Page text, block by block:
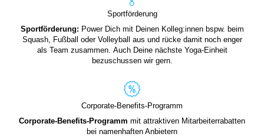
Sportförderung
Sportförderung: Power Dich mit Deinen Kolleg:innen bspw. beim
Squash, Fußball oder Volleyball aus und rücke damit noch enger
als Team zusammen. Auch Deine nächste Yoga-Einheit
bezuschussen wir gern.
Corporate-Benefits-Programm
Corporate-Benefits-Programm mit attraktiven Mitarbeiterrabatten
bei namenhaften Anbietern